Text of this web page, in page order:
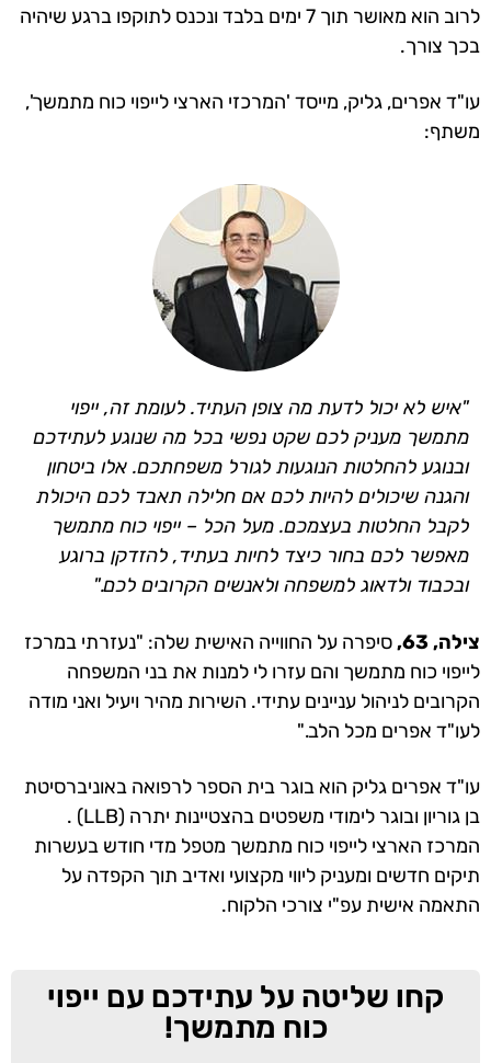
לרוב הוא מאושר תוך 7 ימים בלבד ונכנס לתוקפו ברגע שיהיה
בכך צורך.
עו"ד אפרים, גליק, מייסד 'המרכזי הארצי לייפוי כוח מתמשך',
משתף:
"איש לא יכול לדעת מה צופן העתיד. לעומת זה, ייפוי
מתמשך מעניק לכם שקט נפשי בכל מה שנוגע לעתידכם
ובנוגע להחלטות הנוגעות לגורל משפחתכם. אלו ביטחון
והגנה שיכולים להיות לכם אם חלילה תאבד לכם היכולת
לקבל החלטות בעצמכם. מעל הכל – ייפוי כוח מתמשך
מאפשר לכם בחור כיצד לחיות בעתיד, להזדקן ברוגע
ובכבוד ולדאוג למשפחה ולאנשים הקרובים לכם."
צילה, 63,
סיפרה על החווייה האישית שלה: "נעזרתי במרכז
לייפוי כוח מתמשך והם עזרו לי למנות את בני המשפחה
הקרובים לניהול עניינים עתידי. השירות מהיר ויעיל ואני מודה
לעו"ד אפרים מכל הלב."
עו"ד אפרים גליק הוא בוגר בית הספר לרפואה באוניברסיטת
בן גוריון ובוגר לימודי משפטים בהצטיינות יתרה (LLB) .
המרכז הארצי לייפוי כוח מתמשך מטפל מדי חודש בעשרות
תיקים חדשים ומעניק ליווי מקצועי ואדיב תוך הקפדה על
התאמה אישית עפ"י צורכי הלקוח.
קחו שליטה על עתידכם עם ייפוי
כוח מתמשך!